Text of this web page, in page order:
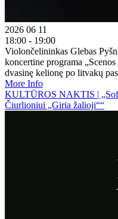
2026 06 11
18:00 - 19:00
Violončelininkas Glebas
koncertine programa
dvasinę kelionę po litvakų
More Info
KULTŪROS NAKTIS |
Čiurlioniui „Giria žalioji““